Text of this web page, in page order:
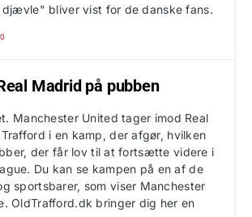
djævle" bliver vist for de danske fans.
Madrid på pubben
Manchester United tager imod Real
i en kamp, der afgør, hvilken
der får lov til at fortsætte videre i
Du kan se kampen på en af de
sportsbarer, som viser Manchester
OldTrafford.dk bringer dig her en